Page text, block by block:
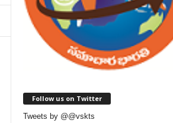
Follow us on Twitter
Tweets by @@vskts